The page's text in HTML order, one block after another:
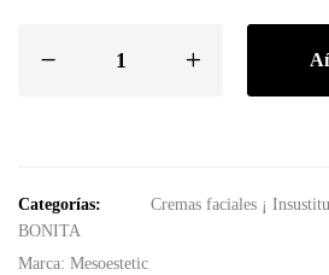
Categorías: Cremas faciales ¡
BONITA
Marca: Mesoestetic